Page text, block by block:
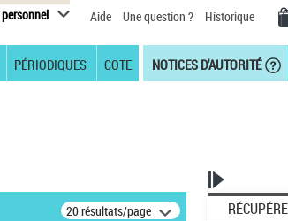
Aide Une question ? Historique
PÉRIODIQUES COTE NOTICES D'AUTORITÉ
20 résultats/page